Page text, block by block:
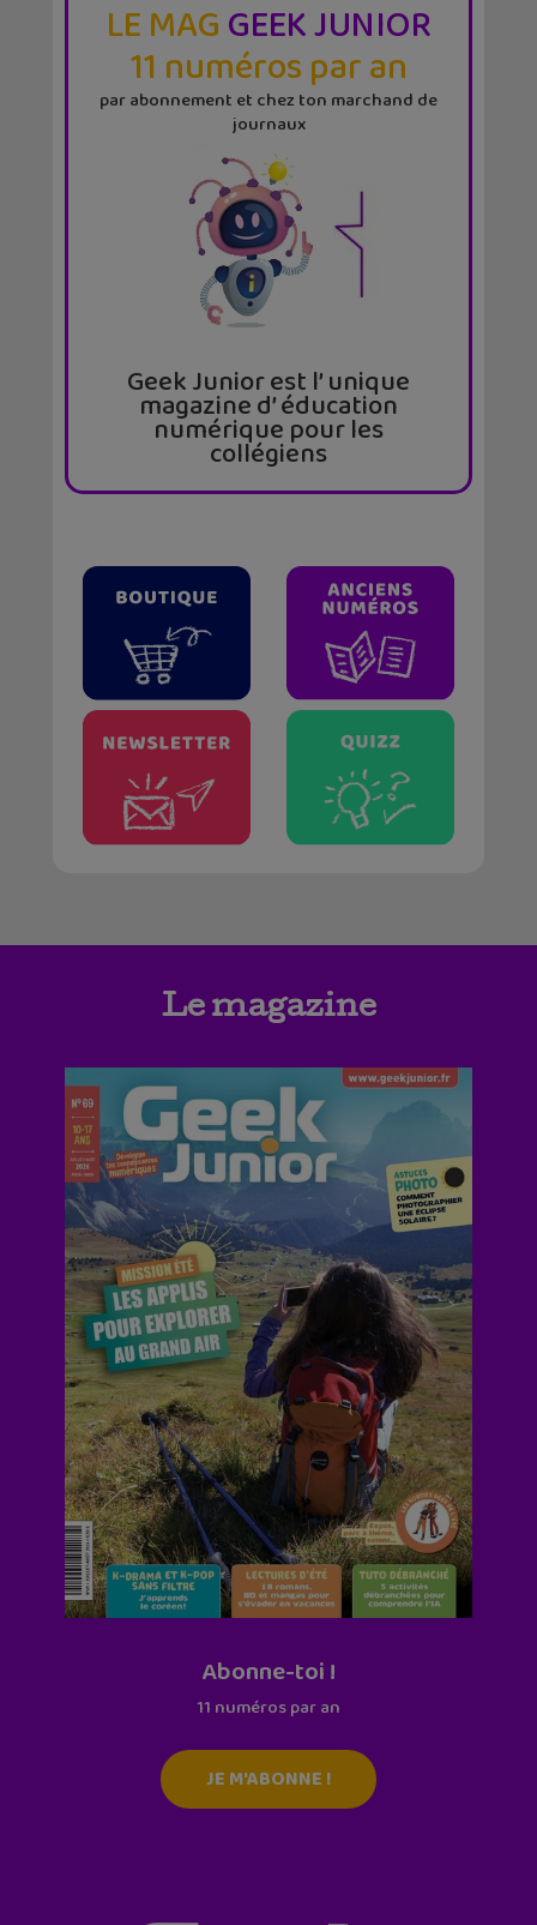
LE MAGGEEK JUNIOR
11 numéros par an
par abonnement et chez ton marchand de
journaux
Geek Junior est l’ unique
magazine d’ éducation
numérique pour les
collégiens
Le magazine
Abonne-toi !
11 numéros par an
JE M'ABONNE !